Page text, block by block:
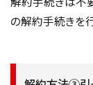
の解約手続きを行